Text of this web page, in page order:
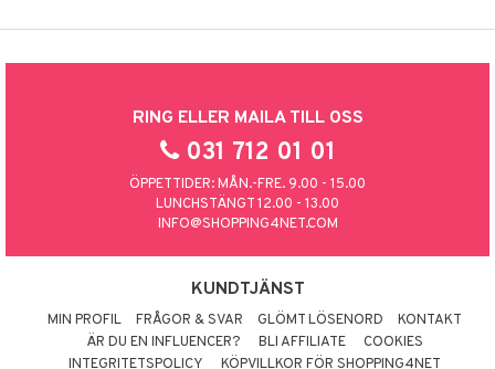
RING ELLER MAILA TILL OSS
031 712 01 01
ÖPPETTIDER: MÅN.-FRE. 9.00 - 15.00
LUNCHSTÄNGT 12.00 - 13.00
INFO@SHOPPING4NET.COM
KUNDTJÄNST
MIN PROFIL FRÅGOR & SVAR GLÖMT LÖSENORD
KONTAKT
ÄR DU EN INFLUENCER?
BLI AFFILIATE
COOKIES
INTEGRITETSPOLICY
KÖPVILLKOR FÖR SHOPPING4NET